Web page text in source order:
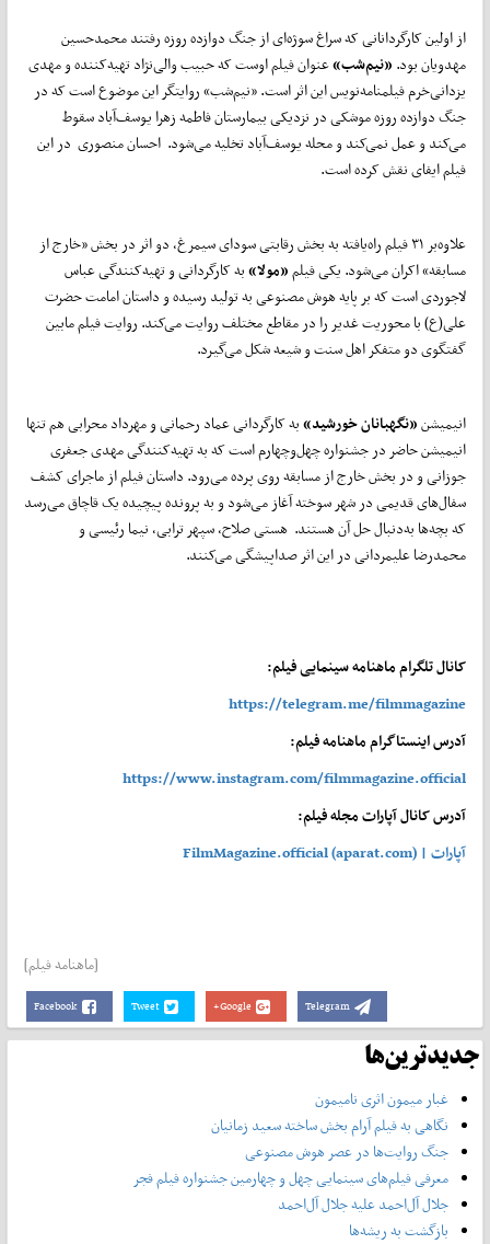
از اولین کارگردانانی که سراغ سوژه‌ای از جنگ دوازده روزه رفتند محمدحسین
مهدویان بود.«نیم‌شب»عنوان فیلم اوست که حبیب والی‌نژاد تهیه‌کننده و مهدی
یزدانی‌خرم فیلمنامه‌نویس این اثر است. «نیم‌شب» روایتگر این موضوع است که در
جنگ دوازده روزه موشکی در نزدیکی بیمارستان فاطمه زهرا یوسف‌آباد سقوط
می‌کند و عمل نمی‌کند و محله یوسف‌آباد تخلیه می‌شود. احسان منصوری در این
فیلم ایفای نقش کرده است.
علاوه‌بر ۳۱ فیلم راه‌یافته به بخش رقابتی سودای سیمرغ، دو اثر در بخش «خارج از
مسابقه» اکران می‌شود. یکی فیلم«مولا»به کارگردانی و تهیه‌کنندگی عباس
لاجوردی است که بر پایه هوش مصنوعی به تولید رسیده و داستان امامت حضرت
علی(ع) با محوریت غدیر را در مقاطع مختلف روایت می‌کند. روایت فیلم مابین
گفتگوی دو متفکر اهل سنت و شیعه شکل می‌گیرد.
انیمیشن«نگهبانان خورشید»به کارگردانی عماد رحمانی و مهرداد محرابی هم تنها
انیمیشن حاضر در جشنواره چهل‌وچهارم است که به تهیه‌کنندگی مهدی جعفری
جوزانی و در بخش خارج از مسابقه روی پرده می‌رود. داستان فیلم از ماجرای کشف
سفال‌های قدیمی در شهر سوخته آغاز می‌شود و به پرونده پیچیده یک قاچاق می‌رسد
که بچه‌ها به‌دنبال حل آن هستند. هستی صلاح، سپهر ترابی، نیما رئیسی و
محمدرضا علیمردانی در این اثر صداپیشگی می‌کنند.
کانال تلگرام ماهنامه سینمایی فیلم:
https://telegram.me/filmmagazine
آدرس اینستاگرام ماهنامه فیلم:
https://www.instagram.com/filmmagazine.official
آدرس کانال آپارات مجله فیلم:
آپارات | FilmMagazine.official (aparat.com)
[ماهنامه فیلم]
Facebook Tweet Google+ Telegram
جدیدترین‌ها
غبار میمون اثری نامیمون
نگاهی به فیلم آرام بخش ساخته سعید زمانیان
جنگ روایت‌ها در عصر هوش مصنوعی
معرفی فیلم‌های سینمایی چهل‌ و چهارمین جشنواره فیلم فجر
جلال آل‌احمد علیه جلال آل‌‌احمد
بازگشت به ریشه‌ها